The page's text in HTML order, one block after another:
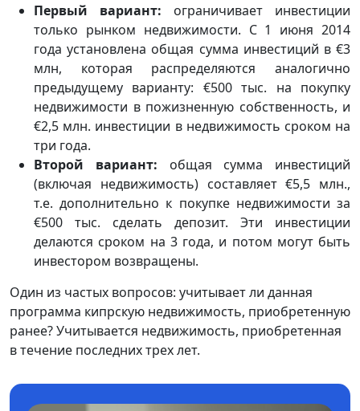
Первый вариант: ограничивает инвестиции
только рынком недвижимости. С 1 июня 2014
года установлена общая сумма инвестиций в €3
млн, которая распределяются аналогично
предыдущему варианту: €500 тыс. на покупку
недвижимости в пожизненную собственность, и
€2,5 млн. инвестиции в недвижимость сроком на
три года.
Второй вариант: общая сумма инвестиций
(включая недвижимость) составляет €5,5 млн.,
т.е. дополнительно к покупке недвижимости за
€500 тыс. сделать депозит. Эти инвестиции
делаются сроком на 3 года, и потом могут быть
инвестором возвращены.
Один из частых вопросов: учитывает ли данная
программа кипрскую недвижимость, приобретенную
ранее? Учитывается недвижимость, приобретенная
в течение последних трех лет.